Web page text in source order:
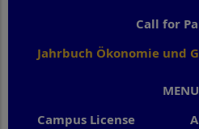
MENU
Campus License
Call for
Jahrbuch Ökonomie und